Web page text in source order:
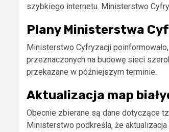
szybkiego internetu. Ministerstwo
Plany Ministerstwa
Ministerstwo Cyfryzacji
przeznaczonych na budowę sieci
przekazane w późniejszym terminie.
Aktualizacja map
Obecnie zbierane są dane dotyczące
Ministerstwo podkreśla, że